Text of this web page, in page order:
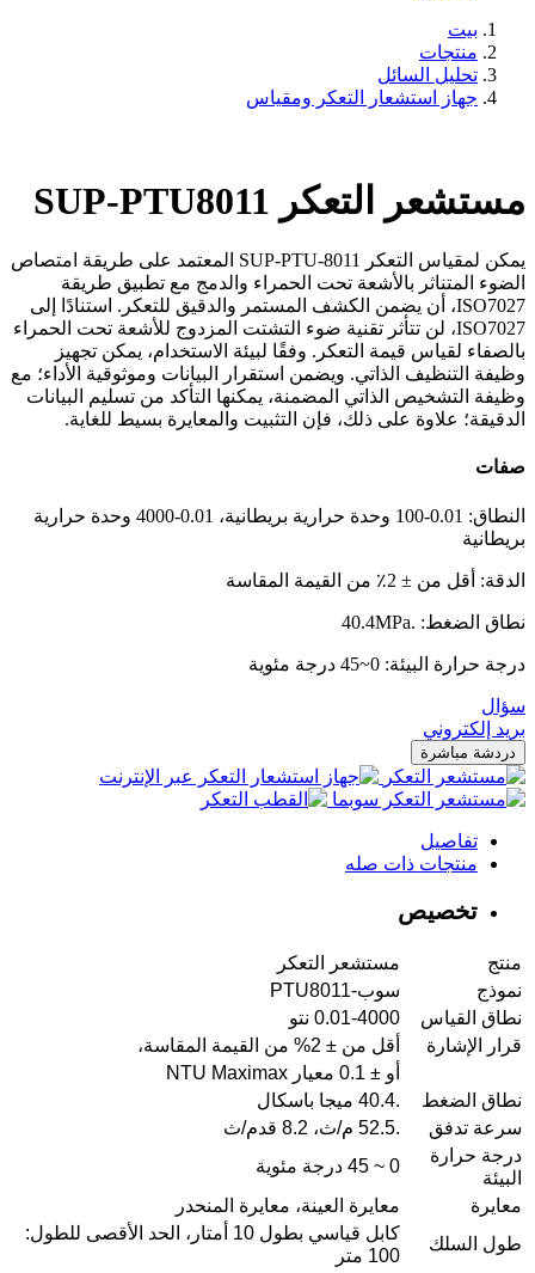
بيت
منتجات
تحليل السائل
جهاز استشعار التعكر ومقياس
مستشعر التعكر SUP-PTU8011
يمكن لمقياس التعكر SUP-PTU-8011 المعتمد على طريقة امتصاص
الضوء المتناثر بالأشعة تحت الحمراء والدمج مع تطبيق طريقة
ISO7027، أن يضمن الكشف المستمر والدقيق للتعكر. استنادًا إلى
ISO7027، لن تتأثر تقنية ضوء التشتت المزدوج للأشعة تحت الحمراء
بالصفاء لقياس قيمة التعكر. وفقًا لبيئة الاستخدام، يمكن تجهيز
وظيفة التنظيف الذاتي. ويضمن استقرار البيانات وموثوقية الأداء؛ مع
وظيفة التشخيص الذاتي المضمنة، يمكنها التأكد من تسليم البيانات
الدقيقة؛ علاوة على ذلك، فإن التثبيت والمعايرة بسيط للغاية.
صفات
النطاق: 0.01-100 وحدة حرارية بريطانية، 0.01-4000 وحدة حرارية
بريطانية
الدقة: أقل من ± 2٪ من القيمة المقاسة
نطاق الضغط: .40.4MPa
درجة حرارة البيئة: 0~45 درجة مئوية
سؤال
بريد إلكتروني
دردشة مباشرة
تفاصيل
منتجات ذات صله
تخصيص
منتج
مستشعر التعكر
نموذج
سوب-PTU8011
نطاق القياس
0.01-4000 نتو
قرار الإشارة
أقل من ± 2% من القيمة المقاسة،
أو ± 0.1 معيار NTU Maximax
نطاق الضغط
.40.4 ميجا باسكال
سرعة تدفق
.52.5 م/ث، 8.2 قدم/ث
درجة حرارة
البيئة
0 ~ 45 درجة مئوية
معايرة
معايرة العينة، معايرة المنحدر
طول السلك
كابل قياسي بطول 10 أمتار، الحد الأقصى للطول:
100 متر